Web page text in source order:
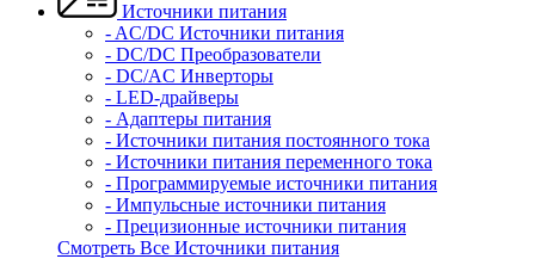
Источники питания
- AC/DC Источники питания
- DC/DC Преобразователи
- DC/AC Инверторы
- LED-драйверы
- Адаптеры питания
- Источники питания постоянного тока
- Источники питания переменного тока
- Программируемые источники питания
- Импульсные источники питания
- Прецизионные источники питания
Смотреть Все Источники питания